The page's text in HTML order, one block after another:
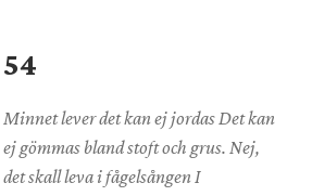
54
Minnet lever det kan ej jordas Det kan
ej gömmas bland stoft och grus. Nej,
det skall leva i fågelsången I